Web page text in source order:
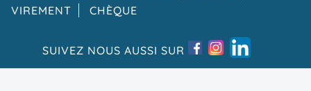
VIREMENT
CHÈQUE
SUIVEZ NOUS AUSSI SUR